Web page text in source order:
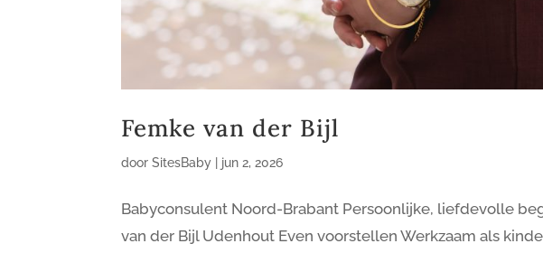
Femke van der Bijl
doorSitesBaby jun 2, 2026
Babyconsulent Noord-Brabant Persoonlijke, liefdevolle
van der Bijl Udenhout Even voorstellen Werkzaam als